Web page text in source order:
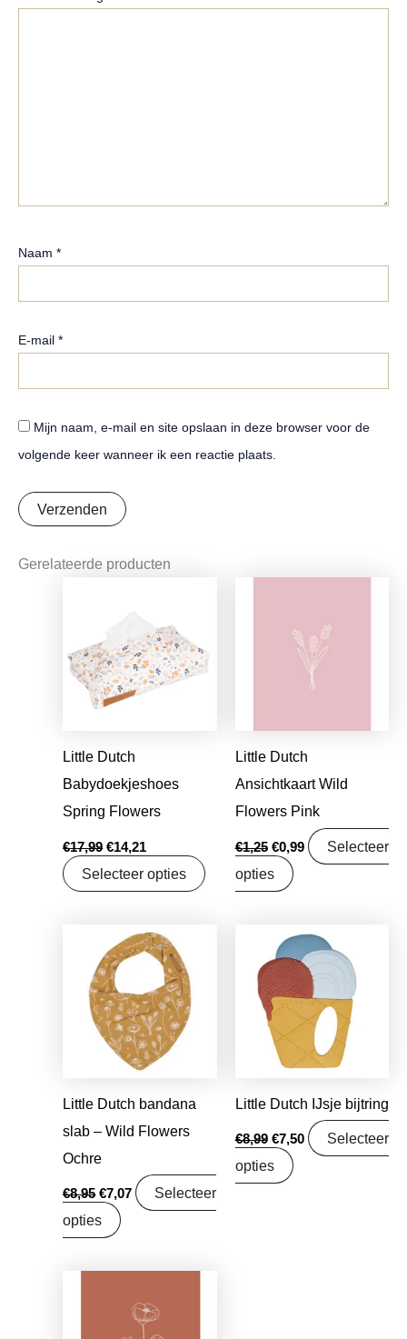
Naam *
E-mail *
Mijn naam, e-mail en site opslaan in deze browser voor de
volgende keer wanneer ik een reactie plaats.
Gerelateerde producten
Little Dutch
Babydoekjeshoes
Spring Flowers
€17,99
€17,99.
€14,21
€14,21.
Selecteer opties
Little Dutch
Ansichtkaart Wild
Flowers Pink
€1,25
€1,25.
€0,99
€0,99.
Selecteer
opties
Little Dutch bandana
slab – Wild Flowers
Ochre
€8,95
Oorspronkelijke
prijs
was:
€8,95.
€7,07
Huidige
prijs
€7,07.
Selecteer
opties
Little Dutch IJsje bijtring
€8,99
Oorspronkelijke
prijs
was:
€8,99.
€7,50
Huidige
prijs
is:
€7,50.
Selecteer
opties
is:
€0,99.